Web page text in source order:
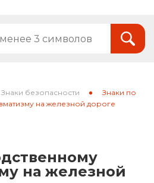
дорожные
(щиты для
Знаки безопасности
Знаки по
на железной дороге
на железной